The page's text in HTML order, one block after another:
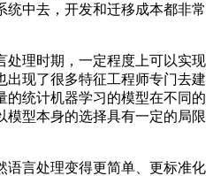
统中去，开发和迁移成本都非常
理时期，一定程度上可以实现
出现了很多特征工程师专门去建
的统计机器学习的模型在不同的
模型本身的选择具有一定的局限
言处理变得更简单、更标准化